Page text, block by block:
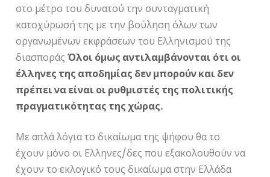
στο μέτρο του δυνατού την συνταγματική
κατοχύρωσή της με την βούληση όλων των
οργανωμένων εκφράσεων του Ελληνισμού της
διασποράςΌλοι όμως αντιλαμβάνονται ότι οι
έλληνες της αποδημίας δεν μπορούν και δεν
πρέπει να είναι οι ρυθμιστές της πολιτικής
πραγματικότητας της χώρας.
Με απλά λόγια το δικαίωμα της ψήφου θα το
έχουν μόνο οι Ελληνες/δες που εξακολουθούν να
έχουν το εκλογικό τους δικαίωμα στην Ελλάδα